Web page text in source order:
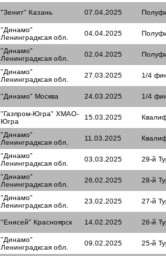
"Зенит" Казань 07.04.2025
"Динамо"
Ленинградксая обл.
04.04.2025
"Динамо"
Ленинградксая обл.
02.04.2025
"Динамо"
Ленинградксая обл.
27.03.2025 1/4
"Динамо" Москва 24.03.2025 1/4
"Газпром-Югра" ХМАО-
Югра
15.03.2025
"Динамо"
Ленинградксая обл.
11.03.2025
"Динамо"
Ленинградксая обл.
03.03.2025 29-й
"Динамо"
Ленинградксая обл.
26.02.2025 28-й
"Динамо"
Ленинградксая обл.
23.02.2025 27-й
"Енисей" Красноярск 14.02.2025 26-й
"Динамо"
Ленинградксая обл.
09.02.2025 25-й